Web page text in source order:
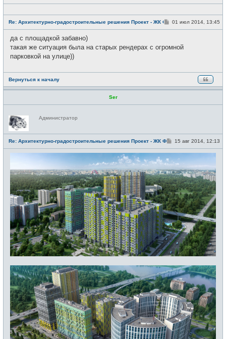
Н
е
е
и
Re: Архитектурно-градостроительные решения Проект - ЖК Фили
С
щ
01 июл 2014, 13:45
да с площадкой забавно)
такая же ситуация была на старых рендерах с огромной
парковкой на улице))
Вернуться к началу
Ser
Н
е
в
с
е
т
и
Администратор
Re: Архитектурно-градостроительные решения Проект - ЖК ФилиС
о
щ
е
н
и
е
15 авг 2014, 12:13